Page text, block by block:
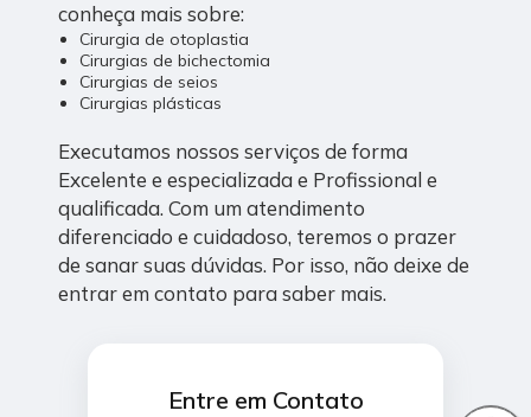
conheça mais sobre:
Cirurgia de otoplastia
Cirurgias de bichectomia
Cirurgias de seios
Cirurgias plásticas
Executamos nossos serviços de forma
Excelente e especializada e Profissional e
qualificada. Com um atendimento
diferenciado e cuidadoso, teremos o prazer
de sanar suas dúvidas. Por isso, não deixe de
entrar em contato para saber mais.
Entre em Contato